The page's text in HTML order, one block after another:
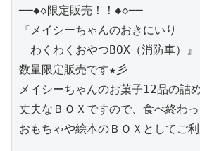
──◆◇限定販売！！◆◇──
『メイシーちゃんのおきにいり
わくわくおやつBOX（消防車）』
数量限定販売です★彡
メイシーちゃんのお菓子12品の詰
丈夫なＢＯＸですので、食べ終わっ
おもちゃや絵本のＢＯＸとしてご